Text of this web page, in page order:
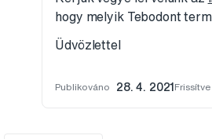
hogy melyik Tebodont
Üdvözlettel
Publikováno 28. 4. 2021 Frissítve